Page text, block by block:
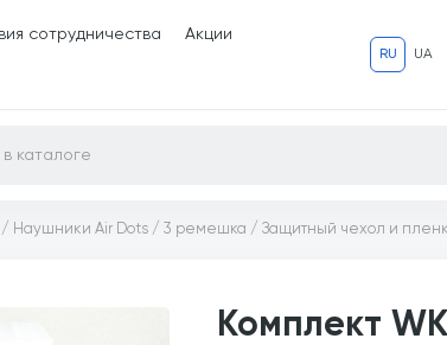
сотрудничества Акции
RU UA
/ Наушники Air Dots / 3 ремешка / Защитный чехол и
Комплект